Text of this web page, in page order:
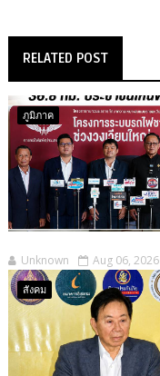
RELATED POST
ภูมิภาค
Unknown Aug 06, 2026
สังคม